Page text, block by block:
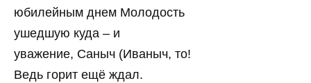
юбилейным днем Молодость
ушедшую куда – и
уважение, Саныч (Иваныч, то!
Ведь горит ещё ждал.